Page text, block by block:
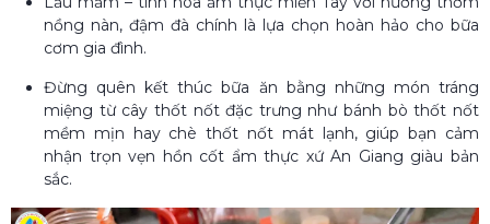
nồng nàn, đậm đà chính là lựa chọn hoàn hảo cho bữa
cơm gia đình.
Đừng quên kết thúc bữa ăn bằng những món tráng
miệng từ cây thốt nốt đặc trưng như bánh bò thốt nốt
mềm mịn hay chè thốt nốt mát lạnh, giúp bạn cảm
nhận trọn vẹn hồn cốt ẩm thực xứ An Giang giàu bản
sắc.